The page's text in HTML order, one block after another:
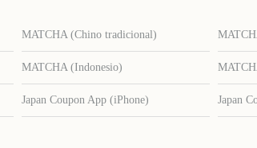
MATCHA (Chino tradicional)
MATCHA (Indonesio)
Japan Coupon App (iPhone) Japan